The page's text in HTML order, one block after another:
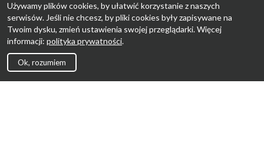
Używamy plików cookies, by ułatwić korzystanie z naszych
serwisów. Jeśli nie chcesz, by pliki cookies były zapisywane na
Twoim dysku, zmień ustawienia swojej przeglądarki. Więcej
informacji: polityka prywatności.
Ok, rozumiem